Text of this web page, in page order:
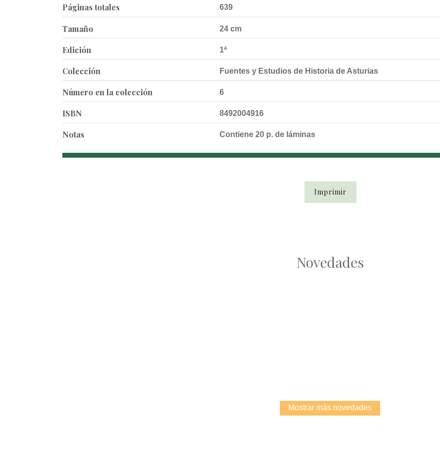
Páginas totales 639
Tamaño 24 cm
Edición 1ª
Colección Fuentes y Estudios de Historia de Asturias
Número en la colección 6
ISBN 8492004916
Notas Contiene 20 p. de láminas
Imprimir
Novedades
Mostrar más novedades